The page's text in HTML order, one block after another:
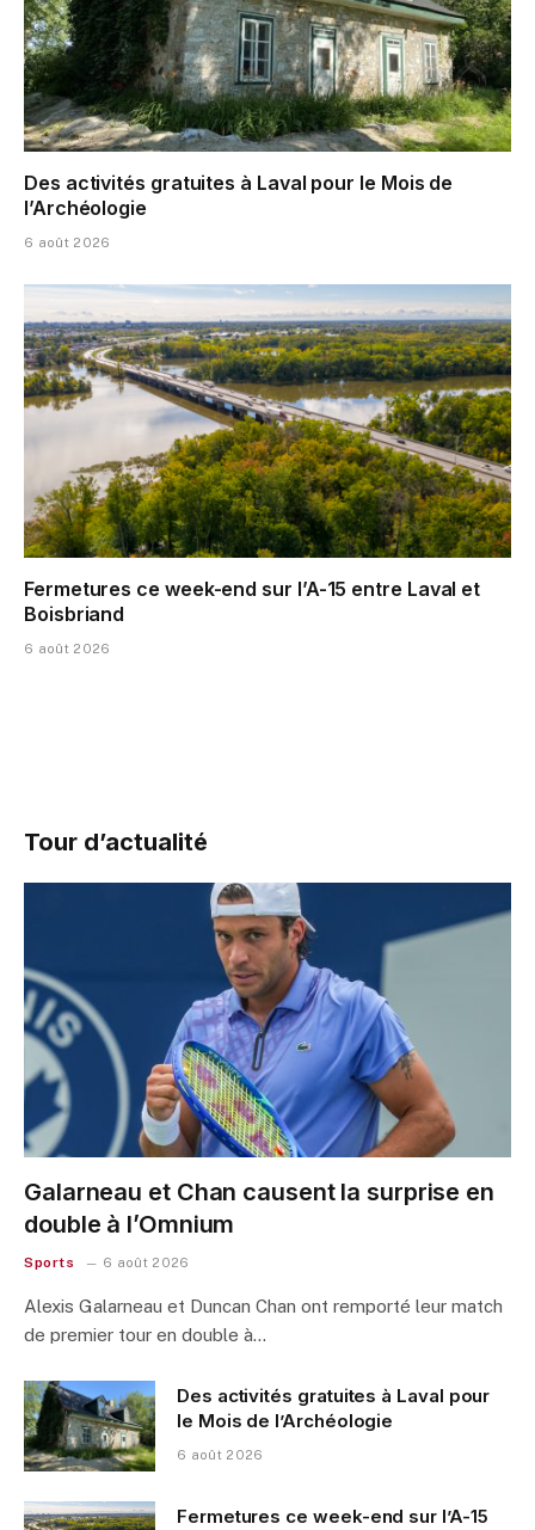
Des activités gratuites à Laval pour le Mois de
l’Archéologie
6 août 2026
Fermetures ce week-end sur l’A-15 entre Laval et
Boisbriand
6 août 2026
Tour d’actualité
Galarneau et Chan causent la surprise en
double à l’Omnium
Sports 6 août 2026
Alexis Galarneau et Duncan Chan ont remporté leur match
de premier tour en double à…
Des activités gratuites à Laval pour
le Mois de l’Archéologie
6 août 2026
Fermetures ce week-end sur l’A-15